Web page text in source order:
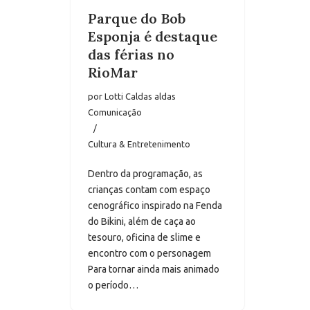
Parque do Bob
Esponja é destaque
das férias no
RioMar
por Lotti Caldas aldas
Comunicação
Cultura & Entretenimento
Dentro da programação, as
crianças contam com espaço
cenográfico inspirado na Fenda
do Bikini, além de caça ao
tesouro, oficina de slime e
encontro com o personagem
Para tornar ainda mais animado
o período…